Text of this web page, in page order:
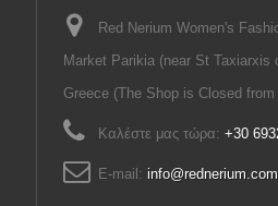
Red Nerium Women's
Market Parikia (near St Taxiarxis
Greece (The Shop is Closed
Καλέστε μας τώρα: +30
E-mail: info@rednerium.com